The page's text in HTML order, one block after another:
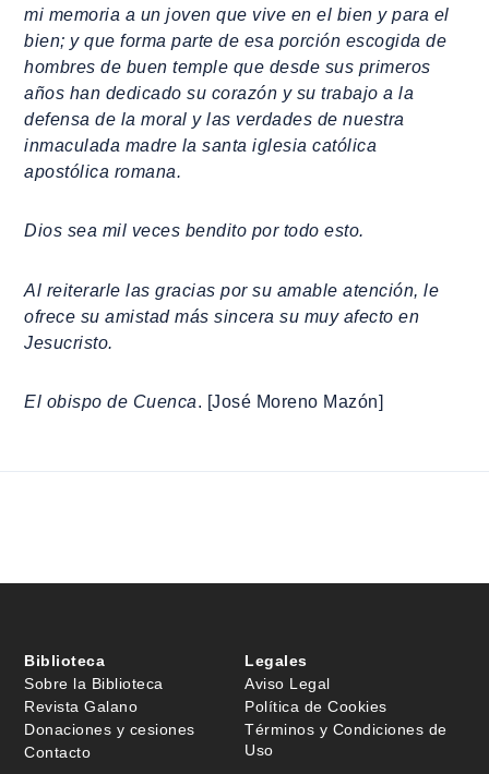
mi memoria a un joven que vive en el bien y para el
bien; y que forma parte de esa porción escogida de
hombres de buen temple que desde sus primeros
años han dedicado su corazón y su trabajo a la
defensa de la moral y las verdades de nuestra
inmaculada madre la santa iglesia católica
apostólica romana.
Dios sea mil veces bendito por todo esto.
Al reiterarle las gracias por su amable atención, le
ofrece su amistad más sincera su muy afecto en
Jesucristo.
El obispo de Cuenca. [José Moreno Mazón]
Biblioteca
Sobre la Biblioteca
Revista Galano
Donaciones y cesiones
Contacto
Legales
Aviso Legal
Política de Cookies
Términos y Condiciones de
Uso